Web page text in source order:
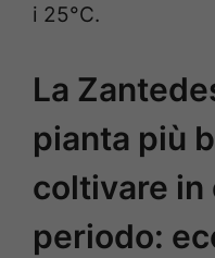
i 25°C.
La
pianta più
coltivare in
periodo: